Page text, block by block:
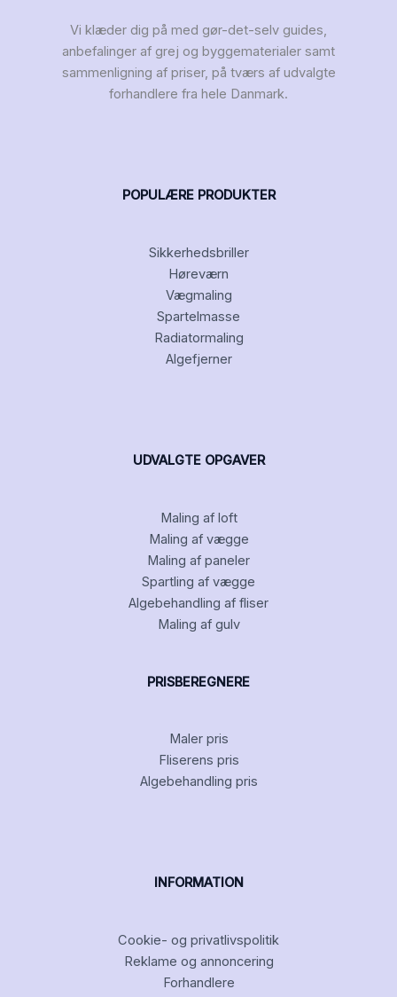
Vi klæder dig på med gør-det-selv guides,
anbefalinger af grej og byggematerialer samt
sammenligning af priser, på tværs af udvalgte
forhandlere fra hele Danmark.
POPULÆRE PRODUKTER
Sikkerhedsbriller
Høreværn
Vægmaling
Spartelmasse
Radiatormaling
Algefjerner
UDVALGTE OPGAVER
Maling af loft
Maling af vægge
Maling af paneler
Spartling af vægge
Algebehandling af fliser
Maling af gulv
PRISBEREGNERE
Maler pris
Fliserens pris
Algebehandling pris
INFORMATION
Cookie- og privatlivspolitik
Reklame og annoncering
Forhandlere